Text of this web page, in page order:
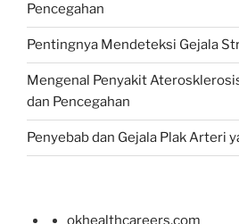
Pencegahan
Pentingnya Mendeteksi Gejala
Mengenal Penyakit
dan Pencegahan
Penyebab dan Gejala Plak Arteri
okhealthcareers.com